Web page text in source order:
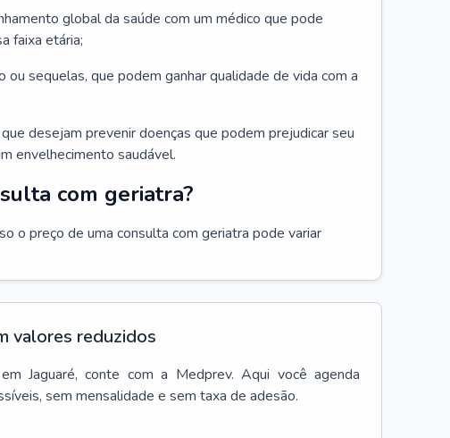
global da saúde com um médico que pode
faixa etária;
sequelas, que podem ganhar qualidade de vida com a
desejam prevenir doenças que podem prejudicar seu
envelhecimento saudável.
com geriatra?
o preço de uma consulta com geriatra pode variar
valores reduzidos
em Jaguaré, conte com a Medprev. Aqui você agenda
sem mensalidade e sem taxa de adesão.